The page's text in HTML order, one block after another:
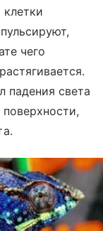
чего
падения света